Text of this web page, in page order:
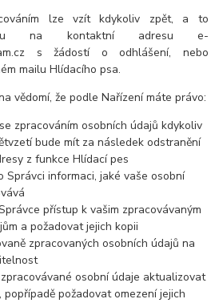
lze vzít kdykoliv zpět, a to
na kontaktní adresu e-
s žádostí o odhlášení, nebo
mailu Hlídacího psa.
vědomí, že podle Nařízení máte právo:
zpracováním osobních údajů kdykoliv
bude mít za následek odstranění
z funkce Hlídací pes
Správci informaci, jaké vaše osobní
přístup k vašim zpracovávaným
a požadovat jejich kopii
zpracovaných osobních údajů na
osobní údaje aktualizovat
popřípadě požadovat omezení jejich